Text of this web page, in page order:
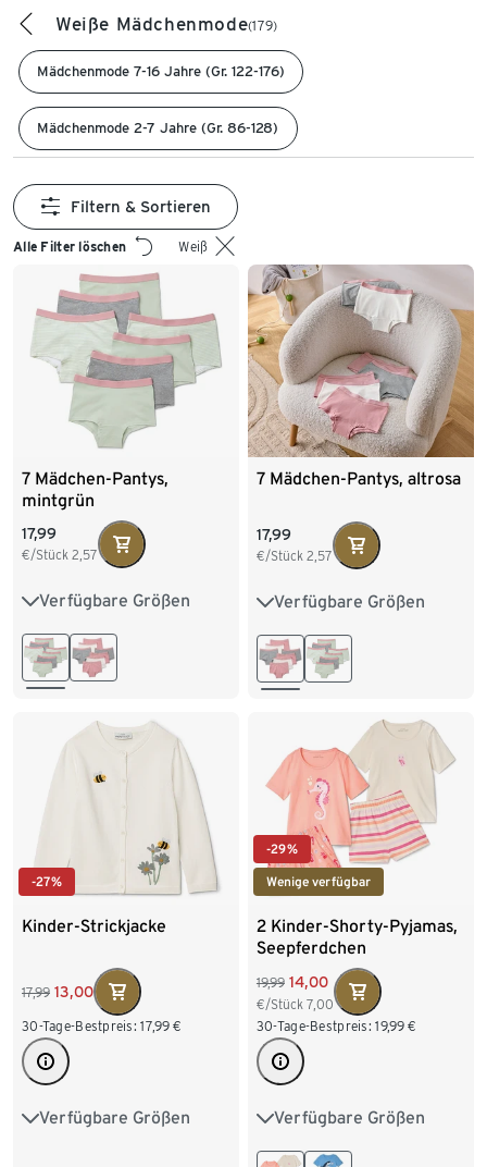
Weiße Mädchenmode(179)
Mädchenmode 7-16 Jahre (Gr. 122-176)
Mädchenmode 2-7 Jahre (Gr. 86-128)
Alle Filter löschen Weiß
Filtern & Sortieren
7 Mädchen-Pantys,
mintgrün
17,99
€/Stück 2,57
Verfügbare Größen
122/128 134/140
146/152
7 Mädchen-Pantys, altrosa
17,99
€/Stück 2,57
Verfügbare Größen
122/128 134/140
146/152
-27%
Kinder-Strickjacke
17,99 13,00
30-Tage-Bestpreis: 17,99 €
Verfügbare Größen
62/68 74/80 86/92
-29%
Wenige verfügbar
2 Kinder-Shorty-Pyjamas,
Seepferdchen
19,99 14,00
€/Stück 7,00
30-Tage-Bestpreis: 19,99 €
Verfügbare Größen
86/92 98/104